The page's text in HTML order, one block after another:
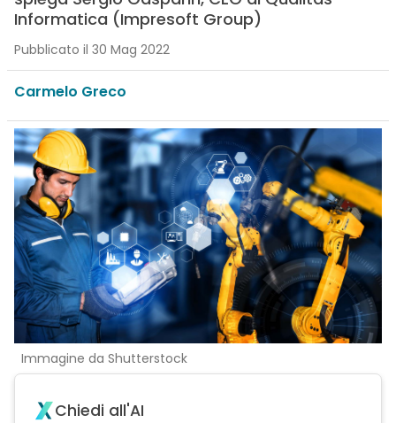
Informatica (Impresoft Group)
Pubblicato il 30 Mag 2022
Carmelo Greco
Immagine da Shutterstock
Chiedi all'AI